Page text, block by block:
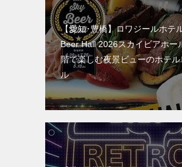
【愛知･豊橋】ロワジールホテ
Beer Hall 2026スカイビアホー
階で楽しむ夜景ビューのホテル
ル